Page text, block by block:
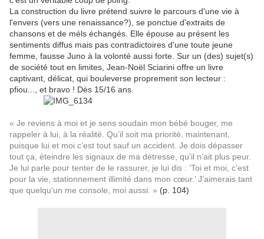
La construction du livre prétend suivre le parcours d'une vie à
l'envers (vers une renaissance?), se ponctue d'extraits de
chansons et de méls échangés. Elle épouse au présent les
sentiments diffus mais pas contradictoires d'une toute jeune
femme, fausse Juno à la volonté aussi forte. Sur un (des) sujet(s)
de société tout en limites, Jean-Noël Sciarini offre un livre
captivant, délicat, qui bouleverse proprement son lecteur :
pfiou..., et bravo ! Dès 15/16 ans.
« Je reviens à moi et je sens soudain mon bébé bouger, me
rappeler à lui, à la réalité. Qu’il soit ma priorité, maintenant,
puisque lui et moi c’est tout sauf un accident. Je dois dépasser
tout ça, éteindre les signaux de ma détresse, qu’il n’ait plus peur.
Je lui parle pour tenter de le rassurer, je lui dis : ‘Toi et moi, c’est
pour la vie, stationnement illimité dans mon cœur.’ J’aimerais tant
que quelqu’un me console, moi aussi. » (p. 104)